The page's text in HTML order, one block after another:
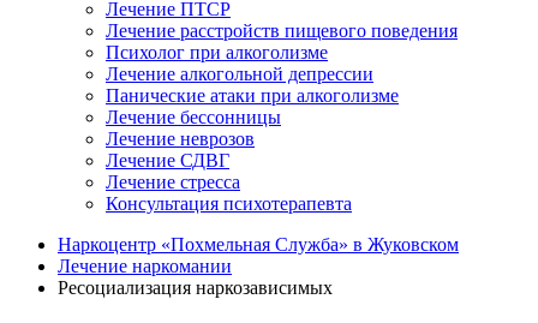
Лечение ПТСР
Лечение расстройств пищевого поведения
Психолог при алкоголизме
Лечение алкогольной депрессии
Панические атаки при алкоголизме
Лечение бессонницы
Лечение неврозов
Лечение СДВГ
Лечение стресса
Консультация психотерапевта
Наркоцентр «Похмельная Служба» в Жуковском
Лечение наркомании
Ресоциализация наркозависимых